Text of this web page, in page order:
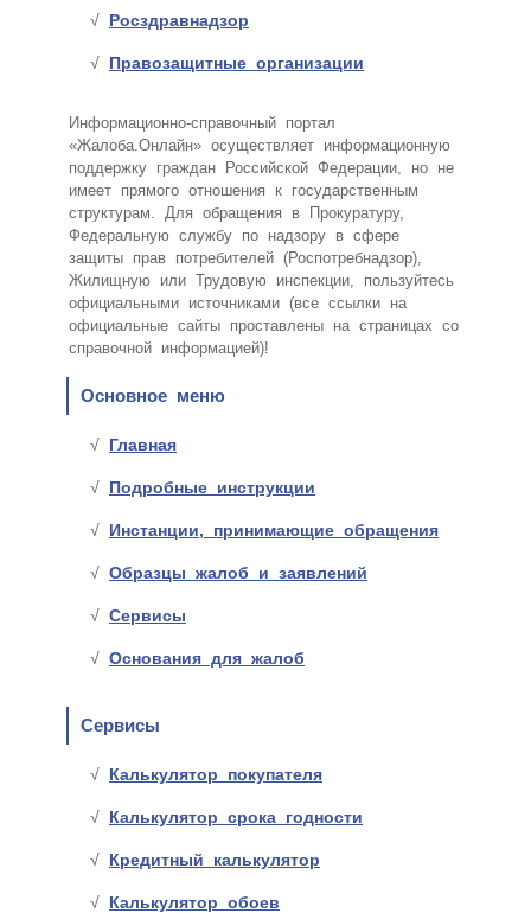
Росздравнадзор
Правозащитные организации
Информационно-справочный портал
«Жалоба.Онлайн» осуществляет информационную
поддержку граждан Российской Федерации, но не
имеет прямого отношения к государственным
структурам. Для обращения в Прокуратуру,
Федеральную службу по надзору в сфере
защиты прав потребителей (Роспотребнадзор),
Жилищную или Трудовую инспекции, пользуйтесь
официальными источниками (все ссылки на
официальные сайты проставлены на страницах со
справочной информацией)!
Основное меню
Главная
Подробные инструкции
Инстанции, принимающие обращения
Образцы жалоб и заявлений
Сервисы
Основания для жалоб
Сервисы
Калькулятор покупателя
Калькулятор срока годности
Кредитный калькулятор
Калькулятор обоев